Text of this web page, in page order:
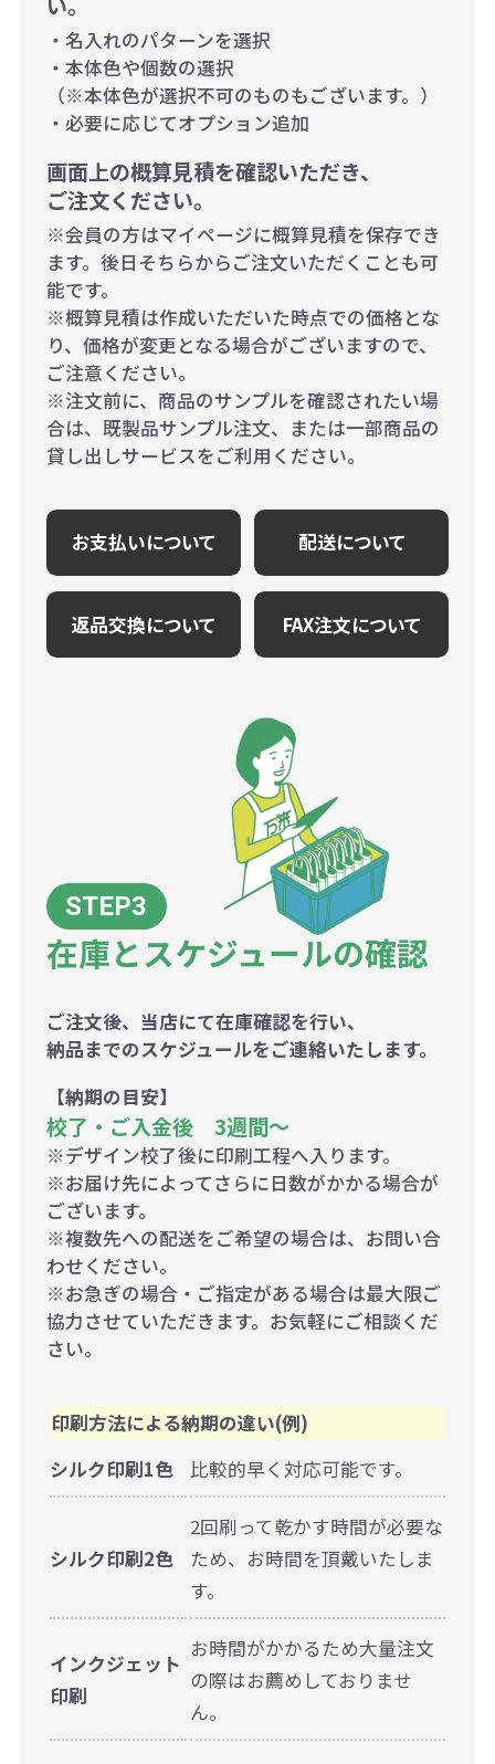
・名入れのパターンを選択
・本体色や個数の選択
（※本体色が選択不可のものもございます。）
・必要に応じてオプション追加
画面上の概算見積を確認いただき、
ご注文ください。
※会員の方はマイページに概算見積を保存でき
ます。後日そちらからご注文いただくことも可
能です。
※概算見積は作成いただいた時点での価格とな
り、価格が変更となる場合がございますので、
ご注意ください。
※注文前に、商品のサンプルを確認されたい場
合は、既製品サンプル注文、または一部商品の
貸し出しサービスをご利用ください。
お支払いについて 配送について
返品交換について FAX注文について
在庫とスケジュールの確認
ご注文後、当店にて在庫確認を行い、
納品までのスケジュールをご連絡いたします。
【納期の目安】
校了・ご入金後 3週間～
※デザイン校了後に印刷工程へ入ります。
※お届け先によってさらに日数がかかる場合が
ございます。
※複数先への配送をご希望の場合は、お問い合
わせください。
※お急ぎの場合・ご指定がある場合は最大限ご
協力させていただきます。お気軽にご相談くだ
さい。
印刷方法による納期の違い(例)
シルク印刷1色
比較的早く対応可能です。
シルク印刷2色
2回刷って乾かす時間が必要な
ため、お時間を頂戴いたしま
す。
インクジェット
印刷
お時間がかかるため大量注文
の際はお薦めしておりませ
ん。